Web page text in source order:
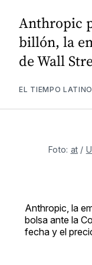
Anthropic
billón, la
de Wall
EL TIEMPO
Foto: at /
Anthropic, la
bolsa ante la
fecha y el